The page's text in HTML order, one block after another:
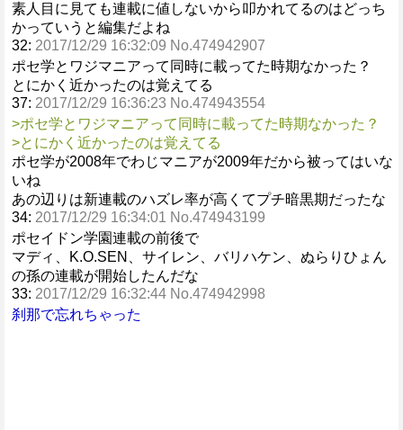
素人目に見ても連載に値しないから叩かれてるのはどっち
かっていうと編集だよね
32: 2017/12/29 16:32:09 No.474942907
ポセ学とワジマニアって同時に載ってた時期なかった？
とにかく近かったのは覚えてる
37: 2017/12/29 16:36:23 No.474943554
>ポセ学とワジマニアって同時に載ってた時期なかった？
>とにかく近かったのは覚えてる
ポセ学が2008年でわじマニアが2009年だから被ってはいな
いね
あの辺りは新連載のハズレ率が高くてプチ暗黒期だったな
34: 2017/12/29 16:34:01 No.474943199
ポセイドン学園連載の前後で
マディ、K.O.SEN、サイレン、バリハケン、ぬらりひょん
の孫の連載が開始したんだな
33: 2017/12/29 16:32:44 No.474942998
刹那で忘れちゃった